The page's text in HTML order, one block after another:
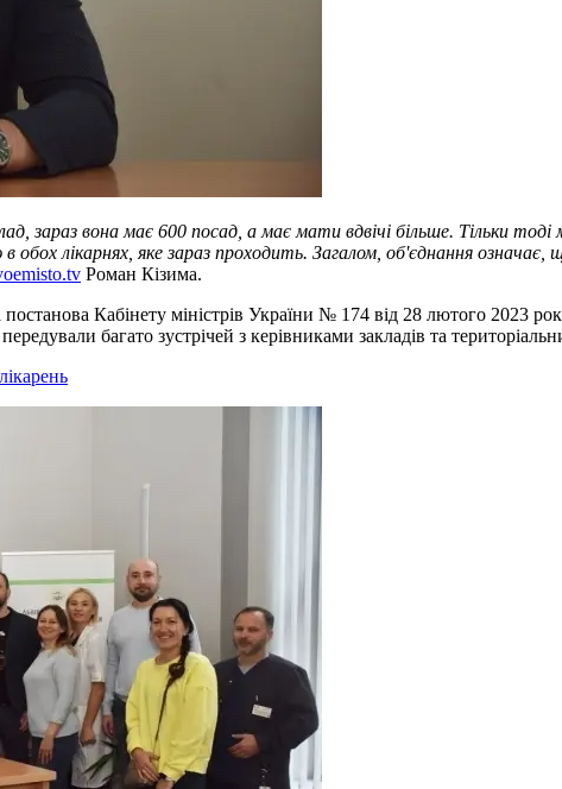
зараз вона має 600 посад, а має мати вдвічі більше. Тільки
лікарнях, яке зараз проходить. Загалом, об'єднання означає,
Роман Кізима.
Кабінету міністрів України № 174 від 28 лютого 2023
багато зустрічей з керівниками закладів та